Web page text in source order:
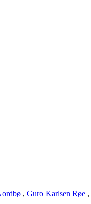
, Guro Karlsen Røe ,